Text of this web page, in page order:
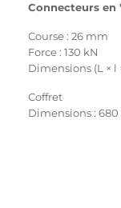
Connecteurs en
Course : 26 mm
Force : 130 kN
Dimensions (L × l
Coffret
Dimensions : 680